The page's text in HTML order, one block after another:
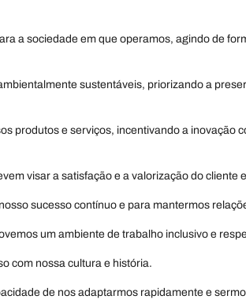
a sociedade em que operamos, agindo de
sustentáveis, priorizando a
produtos e serviços, incentivando a inovação
visar a satisfação e a valorização do
sucesso contínuo e para mantermos
um ambiente de trabalho inclusivo e
com nossa cultura e história.
de nos adaptarmos rapidamente e